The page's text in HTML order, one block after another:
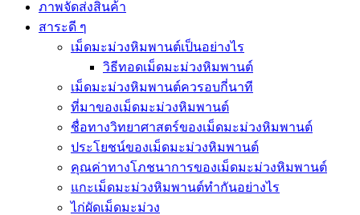
ภาพจัดส่งสินค้า
สาระดี ๆ
เม็ดมะม่วงหิมพานต์เป็นอย่างไร
วิธีทอดเม็ดมะม่วงหิมพานต์
เม็ดมะม่วงหิมพานต์ควรอบกี่นาที
ที่มาของเม็ดมะม่วงหิมพานต์
ชื่อทางวิทยาศาสตร์ของเม็ดมะม่วงหิมพานต์
ประโยชน์ของเม็ดมะม่วงหิมพานต์
คุณค่าทางโภชนาการของเม็ดมะม่วงหิมพานต์
แกะเม็ดมะม่วงหิมพานต์ทำกันอย่างไร
ไก่ผัดเม็ดมะม่วง